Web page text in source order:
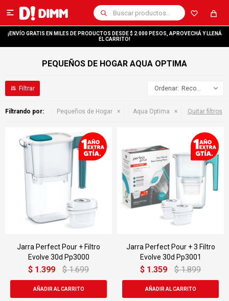

¡ENVÍO GRATIS EN MILES DE PRODUCTOS DESDE $ 2.000 PESOS, APROVECHÁ Y LLENÁ
EL CARRITO!
PEQUEÑOS DE HOGAR AQUA OPTIMA
Recomendados
Filtrando por: Pequeños de Hogar Aqua Optima Quitar filtros
Jarra Perfect Pour + Filtro
Evolve 30d Pp3000
$ 1.399 $ 1.699
Jarra Perfect Pour + 3 Filtro
Evolve 30d Pp3001
$ 1.359 $ 1.899